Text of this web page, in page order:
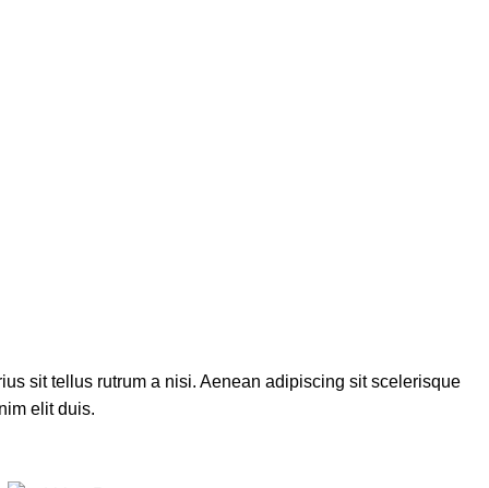
sit tellus rutrum a nisi. Aenean adipiscing sit scelerisque
elit duis.